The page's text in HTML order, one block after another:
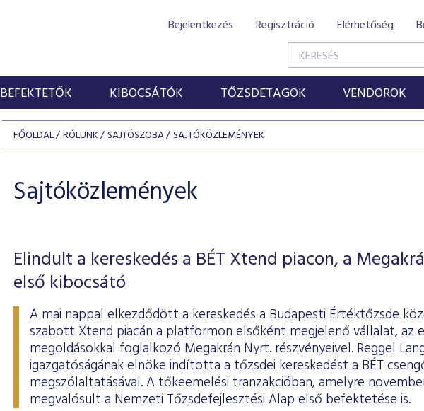
Bejelentkezés Regisztráció Elérhetőség
BEFEKTETŐK KIBOCSÁTÓK TŐZSDETAGOK VENDOROK
FŐOLDAL RÓLUNK SAJTÓSZOBA SAJTÓKÖZLEMÉNYEK
Sajtóközlemények
Elindult a kereskedés a BÉT Xtend piacon, a
első kibocsátó
A mai nappal elkezdődött a kereskedés a Budapesti Értéktőzsde
szabott Xtend piacán a platformon elsőként megjelenő vállalat, az
megoldásokkal foglalkozó Megakrán Nyrt. részvényeivel. Reggel
igazgatóságának elnöke indította a tőzsdei kereskedést a BÉT
megszólaltatásával. A tőkeemelési tranzakcióban, amelyre
megvalósult a Nemzeti Tőzsdefejlesztési Alap első befektetése is.